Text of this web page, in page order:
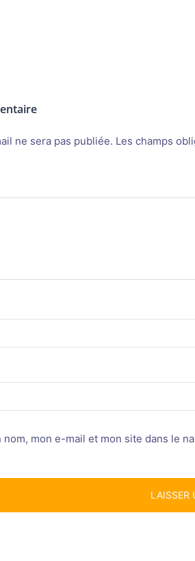
ne sera pas publiée. Les champs
nom, mon e-mail et mon site dans le